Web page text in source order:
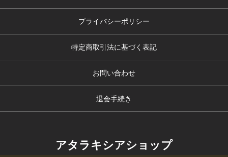
プライバシーポリシー
特定商取引法に基づく表記
お問い合わせ
退会手続き
アタラキシアショップ